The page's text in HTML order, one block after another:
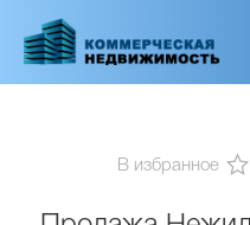
основному
В избранное